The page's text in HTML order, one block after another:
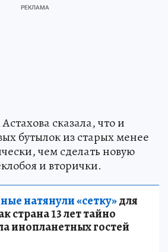
сказала, что и
бутылок из старых менее
чем сделать новую
и вторички.
натянули «сетку»для
страна 13 лет тайно
инопланетных гостей